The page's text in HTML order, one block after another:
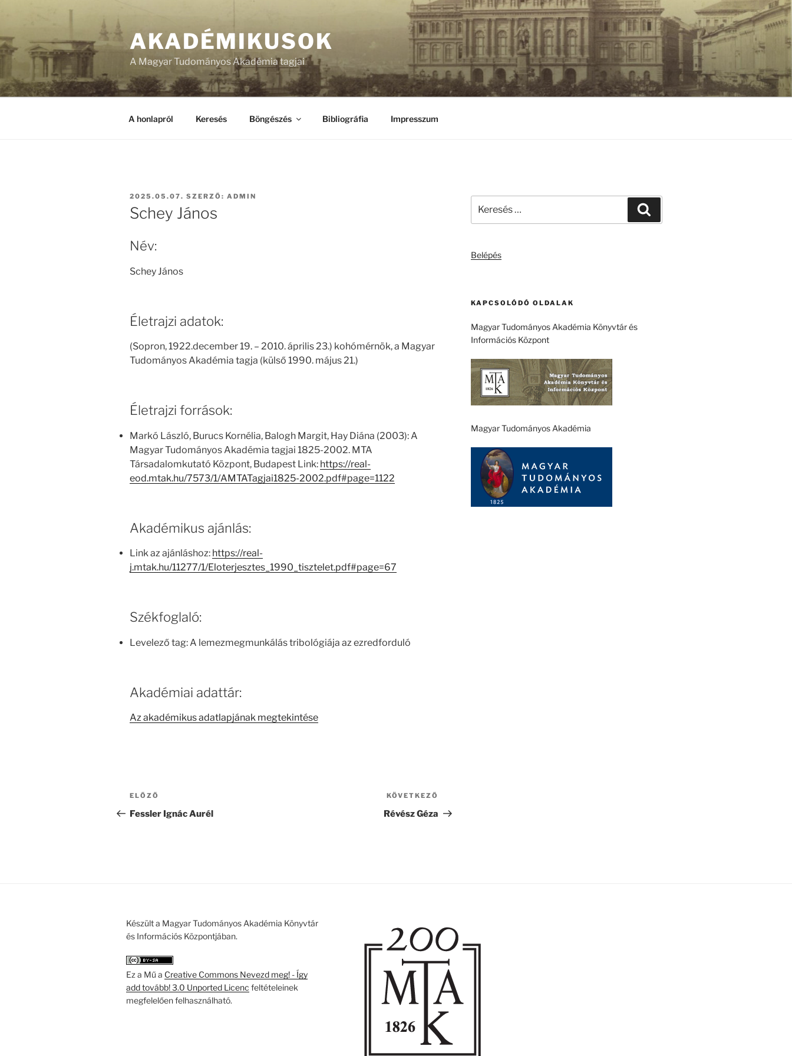
AKADÉMIKUSOK
A Magyar Tudományos Akadémia tagjai
A honlapról Keresés Böngészés Bibliográfia Impresszum
BEKÜLDVE:
2025.05.07. SZERZŐ: ADMIN
Schey János
Név:
Schey János
Életrajzi adatok:
(Sopron, 1922.december 19. – 2010. április 23.) kohómérnök, a Magyar
Tudományos Akadémia tagja (külső 1990. május 21.)
Életrajzi források:
Markó László, Burucs Kornélia, Balogh Margit, Hay Diána (2003): A
Magyar Tudományos Akadémia tagjai 1825-2002. MTA
Társadalomkutató Központ, Budapest Link: https://real-
eod.mtak.hu/7573/1/AMTATagjai1825-2002.pdf#page=1122
Akadémikus ajánlás:
Link az ajánláshoz: https://real-
j.mtak.hu/11277/1/Eloterjesztes_1990_tisztelet.pdf#page=67
Székfoglaló:
Levelező tag: A lemezmegmunkálás tribológiája az ezredforduló
Akadémiai adattár:
Az akadémikus adatlapjának megtekintése
Bejegyzés
navigáció
Korábbi
bejegyzés
ELŐZŐ
Fessler Ignác Aurél
bejegyzés
KÖVETKEZŐ
Révész Géza
következő
Belépés
KAPCSOLÓDÓ OLDALAK
Magyar Tudományos Akadémia Könyvtár és
Információs Központ
Magyar Tudományos Akadémia
Készült a Magyar Tudományos Akadémia Könyvtár
és Információs Központjában.
Ez a Mű a Creative Commons Nevezd meg! - Így
add tovább! 3.0 Unported Licenc feltételeinek
megfelelően felhasználható.